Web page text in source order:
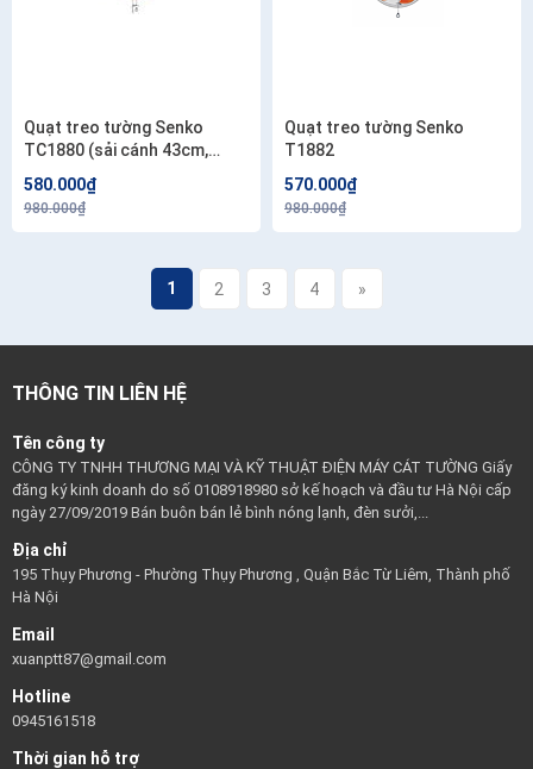
Quạt treo tường Senko
TC1880 (sải cánh 43cm,
580.000₫
980.000₫
Quạt treo tường Senko
T1882
570.000₫
980.000₫
1 2 3 4 »
THÔNG TIN LIÊN HỆ
Tên công ty
CÔNG TY TNHH THƯƠNG MẠI VÀ KỸ THUẬT ĐIỆN MÁY CÁT TƯỜNG Giấy
đăng ký kinh doanh do số 0108918980 sở kế hoạch và đầu tư Hà Nội cấp
ngày 27/09/2019 Bán buôn bán lẻ bình nóng lạnh, đèn sưởi,...
Địa chỉ
195 Thụy Phương - Phường Thụy Phương , Quận Bắc Từ Liêm, Thành phố
Hà Nội
Email
xuanptt87@gmail.com
Hotline
0945161518
Thời gian hỗ trợ